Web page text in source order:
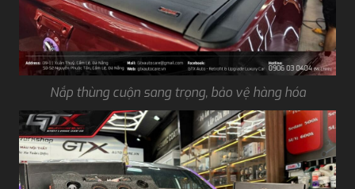
Nắp thùng cuộn sang trọng, bảo vệ hàng hóa